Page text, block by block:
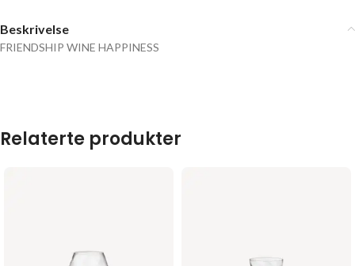
Beskrivelse
FRIENDSHIP WINE HAPPINESS
Relaterte produkter